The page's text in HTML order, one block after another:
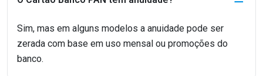
Sim, mas em alguns modelos a anuidade pode ser
zerada com base em uso mensal ou promoções do
banco.